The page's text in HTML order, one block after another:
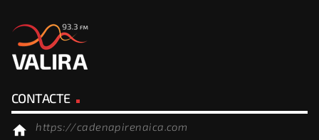
CONTACTE
home https://cadenapirenaica.com